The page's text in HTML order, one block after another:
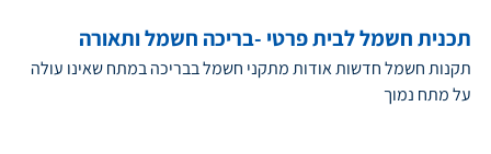
תכנית חשמל לבית פרטי -בריכה חשמל ותאורה
תקנות חשמל חדשות אודות מתקני חשמל בבריכה במתח שאינו עולה
על מתח נמוך